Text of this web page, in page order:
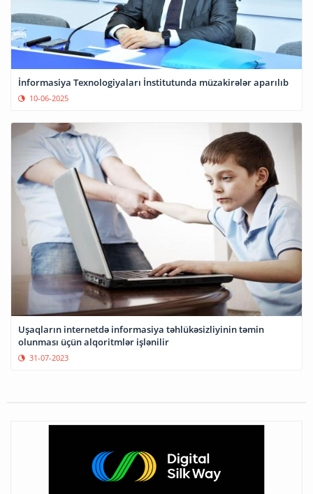
İnformasiya Texnologiyaları İnstitutunda müzakirələr aparılıb
10-06-2025
Uşaqların internetdə informasiya təhlükəsizliyinin təmin
olunması üçün alqoritmlər işlənilir
31-07-2023